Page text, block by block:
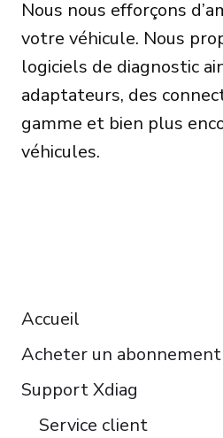
Nous nous efforçons
votre véhicule. Nous
logiciels de diagnostic
adaptateurs, des
gamme et bien plus
véhicules.
Accueil
Acheter un abonnement
Support Xdiag
Service client